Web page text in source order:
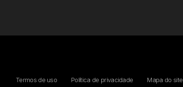
Termos de uso Política de privacidade Mapa do site